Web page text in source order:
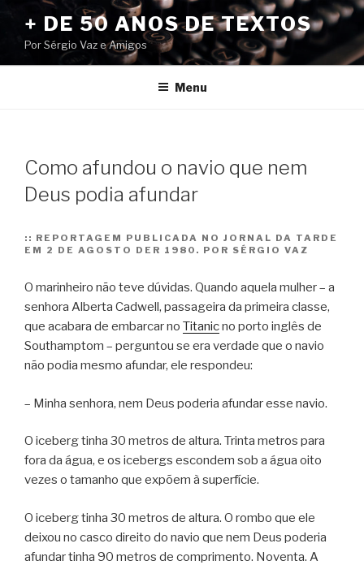
conteúdo
+ DE 50 ANOS DE TEXTOS
Por Sérgio Vaz e Amigos
Menu
Como afundou o navio que nem
Deus podia afundar
:: REPORTAGEM PUBLICADA NO JORNAL DA TARDE
EM 2 DE AGOSTO DER 1980. POR SÉRGIO VAZ
O marinheiro não teve dúvidas. Quando aquela mulher – a
senhora Alberta Cadwell, passageira da primeira classe,
que acabara de embarcar no Titanicno porto inglês de
Southamptom – perguntou se era verdade que o navio
não podia mesmo afundar, ele respondeu:
– Minha senhora, nem Deus poderia afundar esse navio.
O iceberg tinha 30 metros de altura. Trinta metros para
fora da água, e os icebergs escondem sob a água oito
vezes o tamanho que expõem à superfície.
O iceberg tinha 30 metros de altura. O rombo que ele
deixou no casco direito do navio que nem Deus poderia
afundar tinha 90 metros de comprimento. Noventa. A